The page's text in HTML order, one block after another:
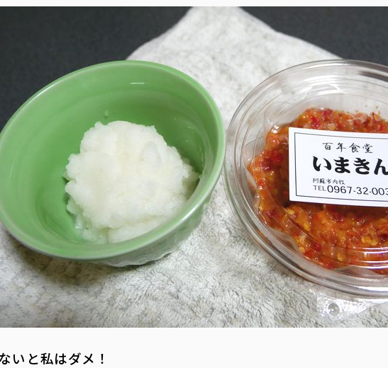
いと私はダメ！